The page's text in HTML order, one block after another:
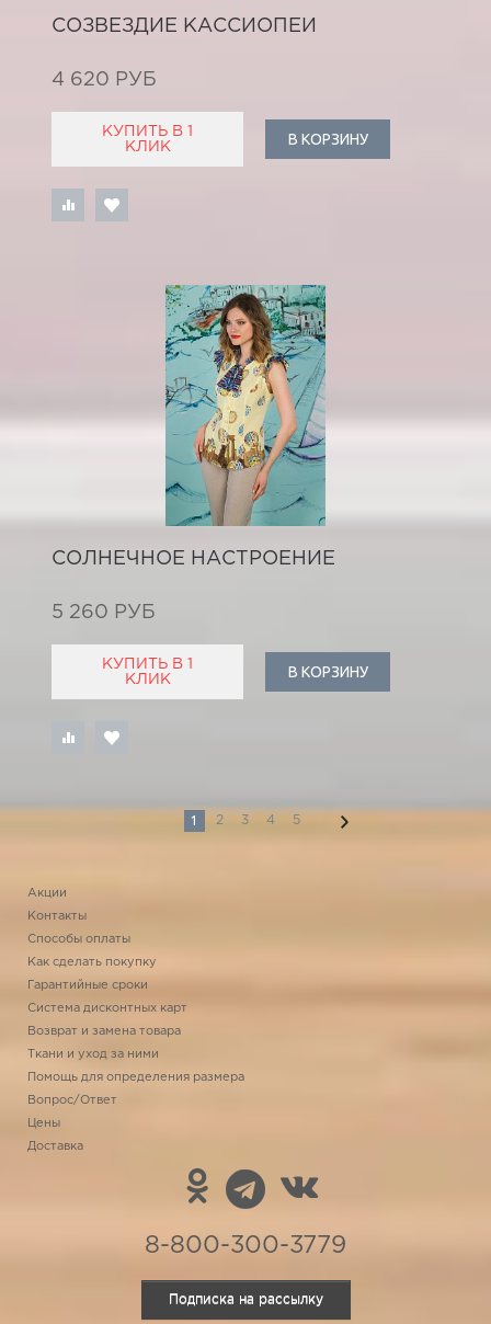
СОЗВЕЗДИЕ КАССИОПЕИ
4 620 РУБ
КУПИТЬ В 1
КЛИК
В КОРЗИНУ
СОЛНЕЧНОЕ НАСТРОЕНИЕ
5 260 РУБ
КУПИТЬ В 1
КЛИК
В КОРЗИНУ
1 2 3 4 5
Акции
Контакты
Способы оплаты
Как сделать покупку
Гарантийные сроки
Система дисконтных карт
Возврат и замена товара
Ткани и уход за ними
Помощь для определения размера
Вопрос/Ответ
Цены
Доставка
8-800-300-3779
Подписка на рассылку